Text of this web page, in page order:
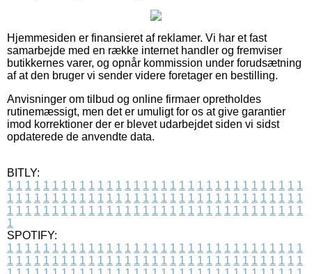
Hjemmesiden er finansieret af reklamer. Vi har et fast
samarbejde med en række internet handler og fremviser
butikkernes varer, og opnår kommission under forudsætning
af at den bruger vi sender videre foretager en bestilling.
Anvisninger om tilbud og online firmaer opretholdes
rutinemæssigt, men det er umuligt for os at give garantier
imod korrektioner der er blevet udarbejdet siden vi sidst
opdaterede de anvendte data.
BITLY:
1 1 1 1 1 1 1 1 1 1 1 1 1 1 1 1 1 1 1 1 1 1 1 1 1 1 1 1 1 1 1 1 1
1 1 1 1 1 1 1 1 1 1 1 1 1 1 1 1 1 1 1 1 1 1 1 1 1 1 1 1 1 1 1 1 1
1 1 1 1 1 1 1 1 1 1 1 1 1 1 1 1 1 1 1 1 1 1 1 1 1 1 1 1 1 1 1 1 1
1
SPOTIFY:
1 1 1 1 1 1 1 1 1 1 1 1 1 1 1 1 1 1 1 1 1 1 1 1 1 1 1 1 1 1 1 1 1
1 1 1 1 1 1 1 1 1 1 1 1 1 1 1 1 1 1 1 1 1 1 1 1 1 1 1 1 1 1 1 1 1